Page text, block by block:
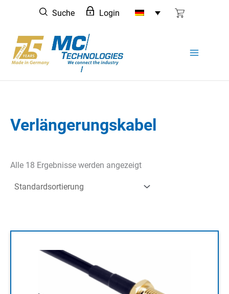
springen
Suche Login
Verlängerungskabel
Alle 18 Ergebnisse werden angezeigt